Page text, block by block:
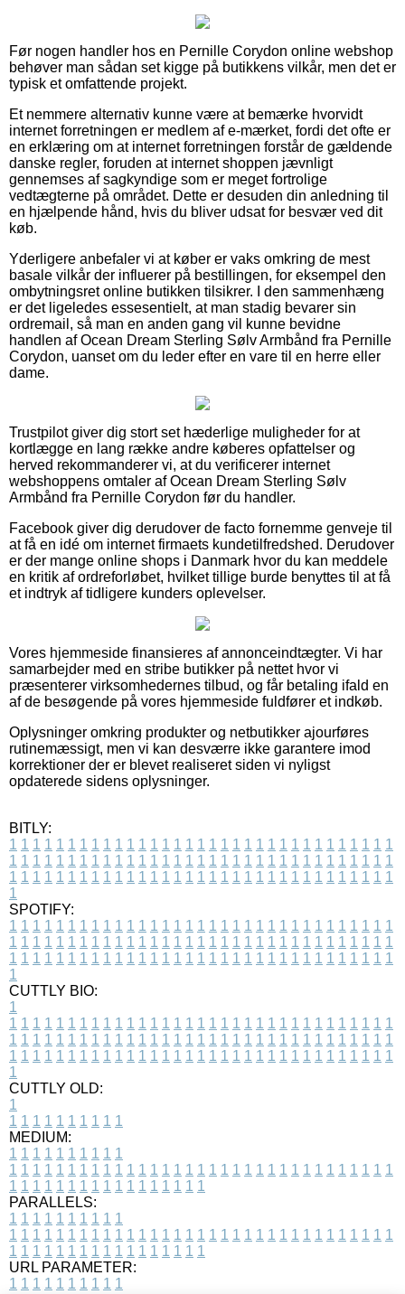
Før nogen handler hos en Pernille Corydon online webshop
behøver man sådan set kigge på butikkens vilkår, men det er
typisk et omfattende projekt.
Et nemmere alternativ kunne være at bemærke hvorvidt
internet forretningen er medlem af e-mærket, fordi det ofte er
en erklæring om at internet forretningen forstår de gældende
danske regler, foruden at internet shoppen jævnligt
gennemses af sagkyndige som er meget fortrolige
vedtægterne på området. Dette er desuden din anledning til
en hjælpende hånd, hvis du bliver udsat for besvær ved dit
køb.
Yderligere anbefaler vi at køber er vaks omkring de mest
basale vilkår der influerer på bestillingen, for eksempel den
ombytningsret online butikken tilsikrer. I den sammenhæng
er det ligeledes essesentielt, at man stadig bevarer sin
ordremail, så man en anden gang vil kunne bevidne
handlen af Ocean Dream Sterling Sølv Armbånd fra Pernille
Corydon, uanset om du leder efter en vare til en herre eller
dame.
Trustpilot giver dig stort set hæderlige muligheder for at
kortlægge en lang række andre køberes opfattelser og
herved rekommanderer vi, at du verificerer internet
webshoppens omtaler af Ocean Dream Sterling Sølv
Armbånd fra Pernille Corydon før du handler.
Facebook giver dig derudover de facto fornemme genveje til
at få en idé om internet firmaets kundetilfredshed. Derudover
er der mange online shops i Danmark hvor du kan meddele
en kritik af ordreforløbet, hvilket tillige burde benyttes til at få
et indtryk af tidligere kunders oplevelser.
Vores hjemmeside finansieres af annonceindtægter. Vi har
samarbejder med en stribe butikker på nettet hvor vi
præsenterer virksomhedernes tilbud, og får betaling ifald en
af de besøgende på vores hjemmeside fuldfører et indkøb.
Oplysninger omkring produkter og netbutikker ajourføres
rutinemæssigt, men vi kan desværre ikke garantere imod
korrektioner der er blevet realiseret siden vi nyligst
opdaterede sidens oplysninger.
BITLY:
1 1 1 1 1 1 1 1 1 1 1 1 1 1 1 1 1 1 1 1 1 1 1 1 1 1 1 1 1 1 1 1 1
1 1 1 1 1 1 1 1 1 1 1 1 1 1 1 1 1 1 1 1 1 1 1 1 1 1 1 1 1 1 1 1 1
1 1 1 1 1 1 1 1 1 1 1 1 1 1 1 1 1 1 1 1 1 1 1 1 1 1 1 1 1 1 1 1 1
1
SPOTIFY:
1 1 1 1 1 1 1 1 1 1 1 1 1 1 1 1 1 1 1 1 1 1 1 1 1 1 1 1 1 1 1 1 1
1 1 1 1 1 1 1 1 1 1 1 1 1 1 1 1 1 1 1 1 1 1 1 1 1 1 1 1 1 1 1 1 1
1 1 1 1 1 1 1 1 1 1 1 1 1 1 1 1 1 1 1 1 1 1 1 1 1 1 1 1 1 1 1 1 1
1
CUTTLY BIO:
1
1 1 1 1 1 1 1 1 1 1 1 1 1 1 1 1 1 1 1 1 1 1 1 1 1 1 1 1 1 1 1 1 1
1 1 1 1 1 1 1 1 1 1 1 1 1 1 1 1 1 1 1 1 1 1 1 1 1 1 1 1 1 1 1 1 1
1 1 1 1 1 1 1 1 1 1 1 1 1 1 1 1 1 1 1 1 1 1 1 1 1 1 1 1 1 1 1 1 1
1
CUTTLY OLD:
1
1 1 1 1 1 1 1 1 1 1
MEDIUM:
1 1 1 1 1 1 1 1 1 1
1 1 1 1 1 1 1 1 1 1 1 1 1 1 1 1 1 1 1 1 1 1 1 1 1 1 1 1 1 1 1 1 1
1 1 1 1 1 1 1 1 1 1 1 1 1 1 1 1 1
PARALLELS:
1 1 1 1 1 1 1 1 1 1
1 1 1 1 1 1 1 1 1 1 1 1 1 1 1 1 1 1 1 1 1 1 1 1 1 1 1 1 1 1 1 1 1
1 1 1 1 1 1 1 1 1 1 1 1 1 1 1 1 1
URL PARAMETER:
1 1 1 1 1 1 1 1 1 1